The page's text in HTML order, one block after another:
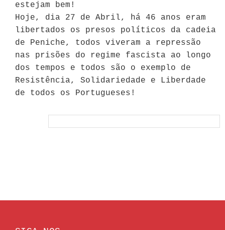
estejam bem!
Hoje, dia 27 de Abril, há 46 anos eram
libertados os presos políticos da cadeia
de Peniche, todos viveram a repressão
nas prisões do regime fascista ao longo
dos tempos e todos são o exemplo de
Resistência, Solidariedade e Liberdade
de todos os Portugueses!